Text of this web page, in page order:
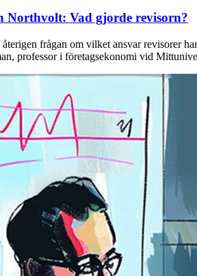
Northvolt: Vad gjorde revisorn?
frågan om vilket ansvar revisorer
professor i företagsekonomi vid